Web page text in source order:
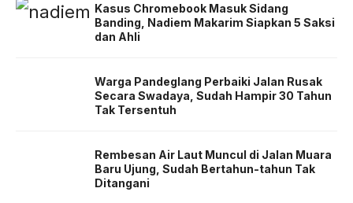
Kasus Chromebook Masuk Sidang
Banding, Nadiem Makarim Siapkan 5 Saksi
dan Ahli
Warga Pandeglang Perbaiki Jalan Rusak
Secara Swadaya, Sudah Hampir 30 Tahun
Tak Tersentuh
Rembesan Air Laut Muncul di Jalan Muara
Baru Ujung, Sudah Bertahun-tahun Tak
Ditangani